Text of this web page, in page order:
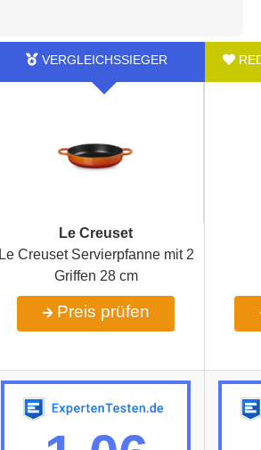
Le Creuset
Le Creuset Servierpfanne mit 2
Griffen 28 cm
Preis prüfen